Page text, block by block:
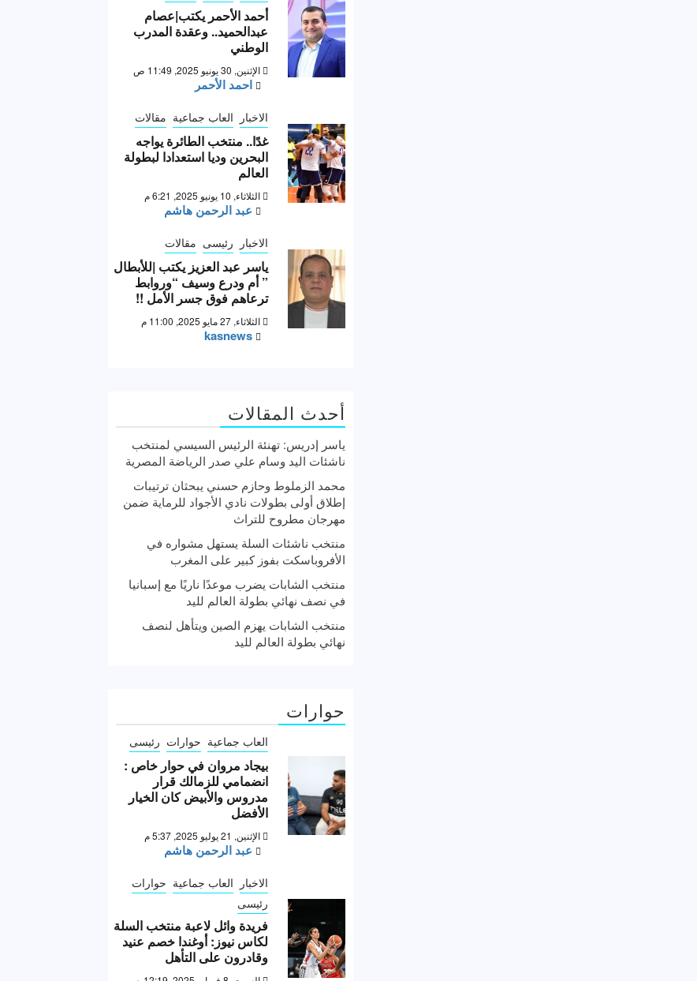
أحمد الأحمر يكتب|عصام
عبدالحميد.. وعقدة المدرب
الوطني
الإثنين, 30 يونيو 2025, 11:49 ص
احمد الأحمر
الاخبار العاب جماعية مقالات
غدًا.. منتخب الطائرة يواجه
البحرين وديا استعدادا لبطولة
العالم
الثلاثاء, 10 يونيو 2025, 6:21 م
عبد الرحمن هاشم
الاخبار رئيسى مقالات
ياسر عبد العزيز يكتب |للأبطال
” أم ودرع وسيف “وروابط
ترعاهم فوق جسر الأمل !!
الثلاثاء, 27 مايو 2025, 11:00 م
kasnews
أحدث المقالات
ياسر إدريس: تهنئة الرئيس السيسي لمنتخب
ناشئات اليد وسام علي صدر الرياضة المصرية
محمد الزملوط وحازم حسني يبحثان ترتيبات
إطلاق أولى بطولات نادي الأجواد للرماية ضمن
مهرجان مطروح للتراث
منتخب ناشئات السلة يستهل مشواره في
الأفروباسكت بفوز كبير على المغرب
منتخب الشابات يضرب موعدًا ناريًا مع إسبانيا
في نصف نهائي بطولة العالم لليد
منتخب الشابات يهزم الصين ويتأهل لنصف
نهائي بطولة العالم لليد
حوارات
العاب جماعية حوارات رئيسى
بيجاد مروان في حوار خاص :
انضمامي للزمالك قرار
مدروس والأبيض كان الخيار
الأفضل
الإثنين, 21 يوليو 2025, 5:37 م
عبد الرحمن هاشم
الاخبار العاب جماعية حوارات
رئيسى
فريدة وائل لاعبة منتخب السلة
لكاس نيوز: أوغندا خصم عنيد
وقادرون على التأهل